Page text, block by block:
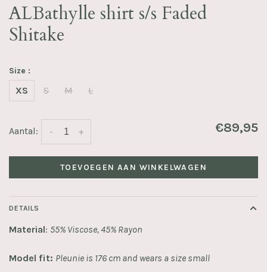
ALBathylle shirt s/s Faded
Shitake
Size :
XS S M L
Aantal: +
- €89,95
TOEVOEGEN AAN WINKELWAGEN
DETAILS
Material: 55% Viscose, 45% Rayon
Model fit: Pleunie is 176 cm and wears a size small